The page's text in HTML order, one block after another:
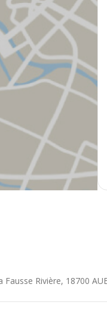
Fausse Rivière, 18700